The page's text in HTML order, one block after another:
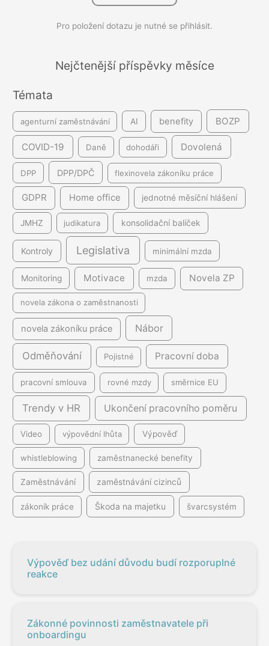
í
Pro položení dotazu je nutné se přihlásit.
Nejčtenější příspěvky měsíce
Témata
agenturní zaměstnávání AI benefity BOZP
COVID-19 Daně dohodáři Dovolená
DPP DPP/DPČ flexinovela zákoníku práce
GDPR Home office jednotné měsíční hlášení
JMHZ judikatura konsolidační balíček
Kontroly Legislativa minimální mzda
Monitoring Motivace mzda Novela ZP
novela zákona o zaměstnanosti
novela zákoníku práce Nábor
Odměňování Pojistné Pracovní doba
pracovní smlouva rovné mzdy směrnice EU
Trendy v HR Ukončení pracovního poměru
Video výpovědní lhůta Výpověď
whistleblowing zaměstnanecké benefity
Zaměstnávání zaměstnávání cizinců
zákoník práce Škoda na majetku švarcsystém
Výpověď bez udání důvodu budí rozporuplné
reakce
Zákonné povinnosti zaměstnavatele při
onboardingu